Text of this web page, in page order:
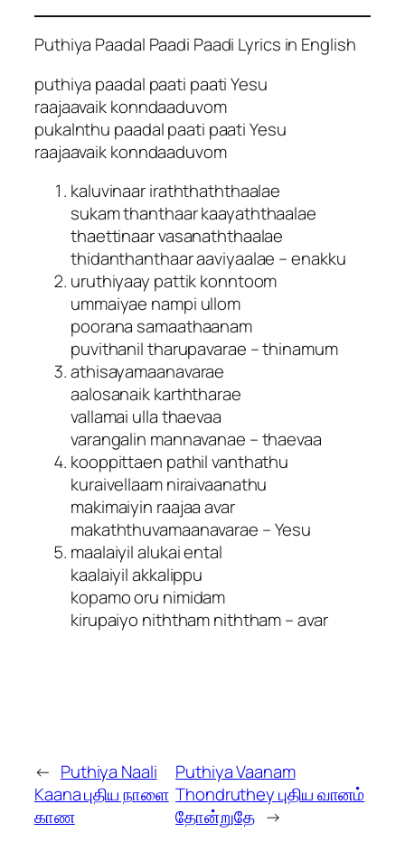
Puthiya Paadal Paadi Paadi Lyrics in English
puthiya paadal paati paati Yesu
raajaavaik konndaaduvom
pukalnthu paadal paati paati Yesu
raajaavaik konndaaduvom
kaluvinaar iraththaththaalae
sukam thanthaar kaayaththaalae
thaettinaar vasanaththaalae
thidanthanthaar aaviyaalae – enakku
uruthiyaay pattik konntoom
ummaiyae nampi ullom
poorana samaathaanam
puvithanil tharupavarae – thinamum
athisayamaanavarae
aalosanaik karththarae
vallamai ulla thaevaa
varangalin mannavanae – thaevaa
kooppittaen pathil vanthathu
kuraivellaam niraivaanathu
makimaiyin raajaa avar
makaththuvamaanavarae – Yesu
maalaiyil alukai ental
kaalaiyil akkalippu
kopamo oru nimidam
kirupaiyo niththam niththam – avar
← Puthiya Naali
Kaana புதிய நாளை
காண
Puthiya Vaanam
Thondruthey புதிய வானம்
தோன்றுதே →